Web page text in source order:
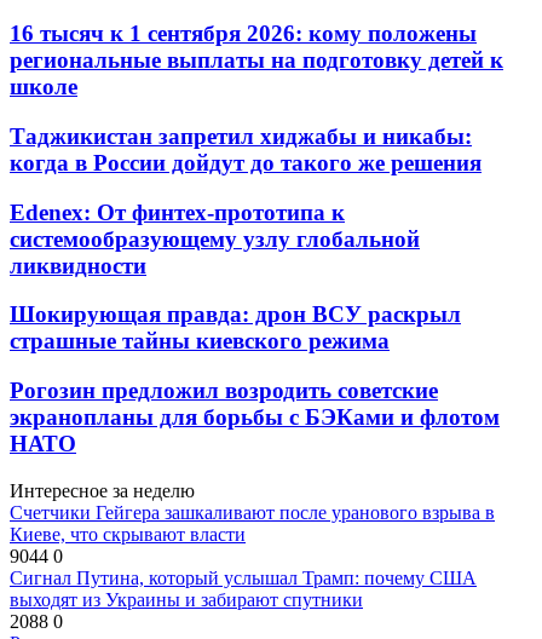
16 тысяч к 1 сентября 2026: кому положены
региональные выплаты на подготовку детей к
школе
Таджикистан запретил хиджабы и никабы:
когда в России дойдут до такого же решения
Edenex: От финтех-прототипа к
системообразующему узлу глобальной
ликвидности
Шокирующая правда: дрон ВСУ раскрыл
страшные тайны киевского режима
Рогозин предложил возродить советские
экранопланы для борьбы с БЭКами и флотом
НАТО
Интересное за неделю
Счетчики Гейгера зашкаливают после уранового взрыва в
Киеве, что скрывают власти
9044 0
Сигнал Путина, который услышал Трамп: почему США
выходят из Украины и забирают спутники
2088 0